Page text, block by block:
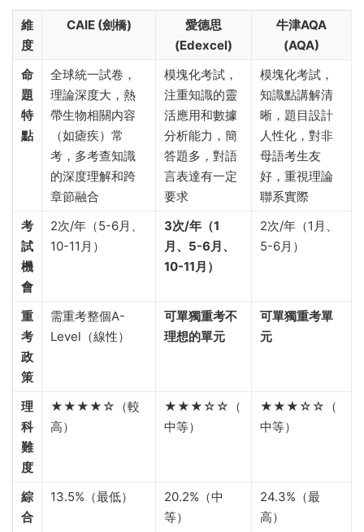
維
度
CAIE (劍橋)
愛德思
(Edexcel)
牛津AQA
(AQA)
命
題
特
點
全球統一試卷，
理論深度大，熱
帶生物相關内容
（如瘧疾）常
考，多考查知識
的深度理解和跨
章節融合
模塊化考試，
注重知識的靈
活應用和數據
分析能力，簡
答題多，對語
言表達有一定
要求
模塊化考試，
知識點講解清
晰，題目設計
人性化，對非
母語考生友
好，重視理論
聯系實際
考
試
機
會
2次/年（5-6月、
10-11月）
3次/年（1
月、5-6月、
10-11月）
2次/年（1月、
5-6月）
重
考
政
策
需重考整個A-
Level（線性）
可單獨重考不
理想的單元
可單獨重考單
元
理
科
難
度
★★★★☆（較
高）
★★★☆☆（
中等）
★★★☆☆（
中等）
綜
合
13.5%（最低）
20.2%（中
等）
24.3%（最
高）